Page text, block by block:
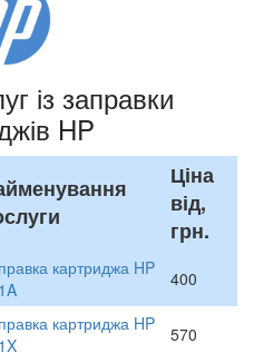
із заправки
HP
Ціна
від,
грн.
картриджа HP
400
картриджа HP
570